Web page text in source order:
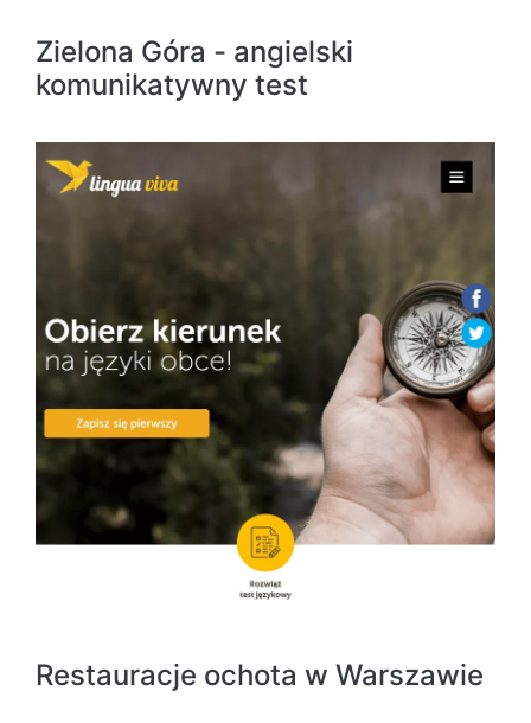
Zielona Góra - angielski
komunikatywny test
Restauracje ochota w Warszawie